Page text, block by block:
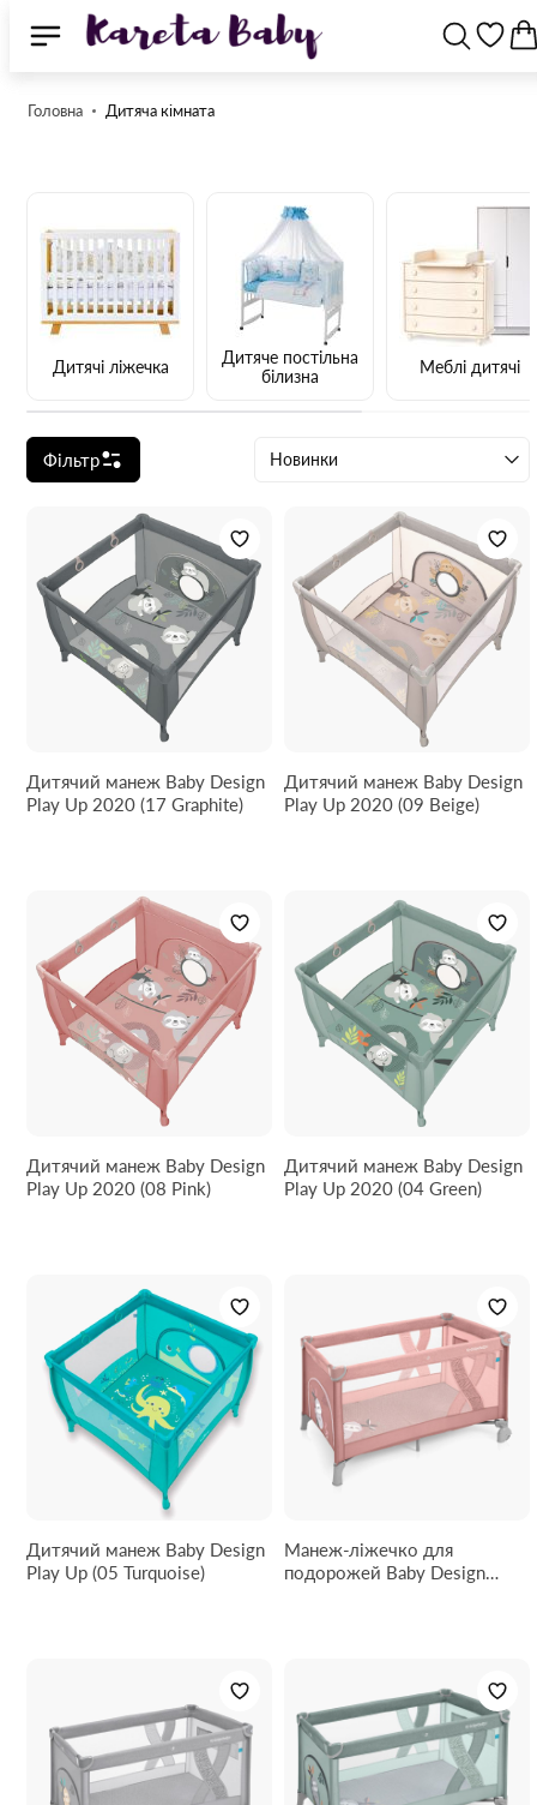
Головна Дитяча кімната
Дитячі ліжечка
Дитяче постільна
білизна
Меблі дитячі
Фільтр Новинки
Дитячий манеж Baby Design
Play Up 2020 (17 Graphite)
Дитячий манеж Baby Design
Play Up 2020 (09 Beige)
Дитячий манеж Baby Design
Play Up 2020 (08 Pink)
Дитячий манеж Baby Design
Play Up 2020 (04 Green)
Дитячий манеж Baby Design
Play Up (05 Turquoise)
Манеж-ліжечко для
подорожей Baby Design